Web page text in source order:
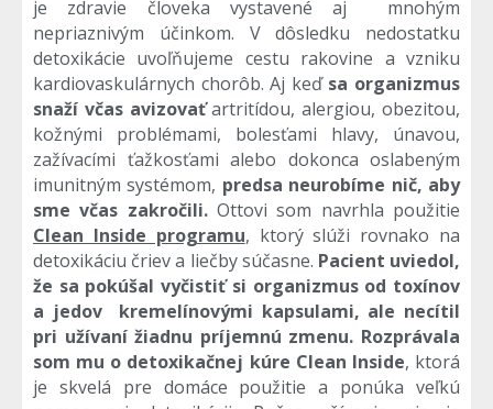
je zdravie človeka vystavené aj mnohým
nepriaznivým účinkom. V dôsledku nedostatku
detoxikácie uvoľňujeme cestu rakovine a vzniku
kardiovaskulárnych chorôb. Aj keď sa organizmus
snaží včas avizovaťartritídou, alergiou, obezitou,
kožnými problémami, bolesťami hlavy, únavou,
zažívacími ťažkosťami alebo dokonca oslabeným
imunitným systémom, predsa neurobíme nič, aby
sme včas zakročili.Ottovi som navrhla použitie
Clean Inside programu, ktorý slúži rovnako na
detoxikáciu čriev a liečby súčasne. Pacient uviedol,
že sa pokúšal vyčistiť si organizmus od toxínov
a jedov kremelínovými kapsulami, ale necítil
pri užívaní žiadnu príjemnú zmenu. Rozprávala
som mu o detoxikačnej kúre Clean Inside, ktorá
je skvelá pre domáce použitie a ponúka veľkú